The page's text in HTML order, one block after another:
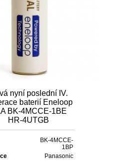
nyní poslední IV.
baterií Eneloop
BK-4MCCE-1BE
HR-4UTGB
BK-4MCCE-
1BP
Panasonic